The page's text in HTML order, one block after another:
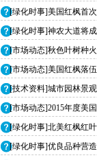
[绿化时事]美国红枫首
[绿化时事]神农大道将
[市场动态]秋色叶树种
[市场动态]美国红枫落
[技术资料]城市园林景
[市场动态]2015年度美
[绿化时事]北美红枫红
[绿化时事]优良品种营